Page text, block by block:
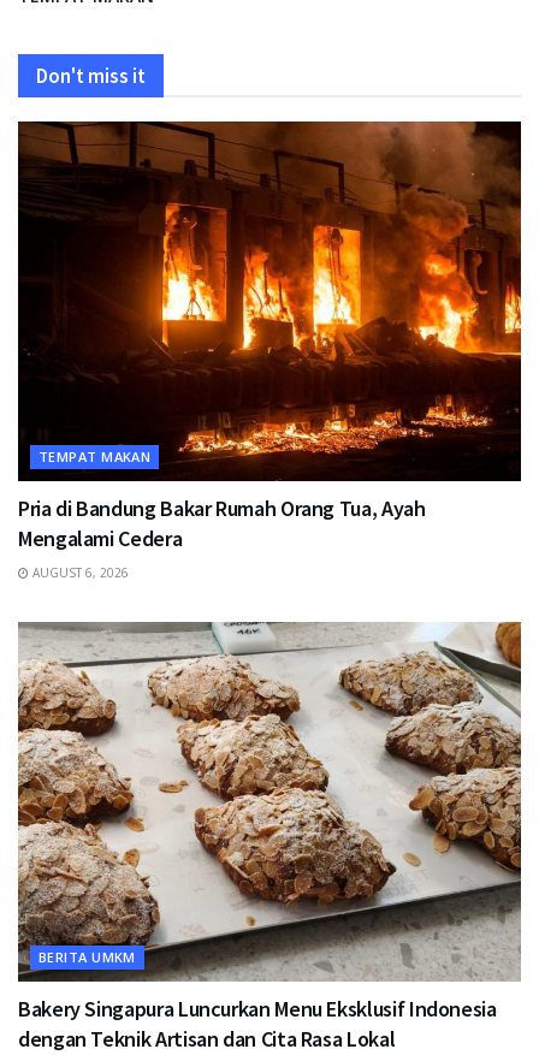
Don't miss it
TEMPAT MAKAN
Pria di Bandung Bakar Rumah Orang Tua, Ayah
Mengalami Cedera
AUGUST 6, 2026
BERITA UMKM
Bakery Singapura Luncurkan Menu Eksklusif Indonesia
dengan Teknik Artisan dan Cita Rasa Lokal